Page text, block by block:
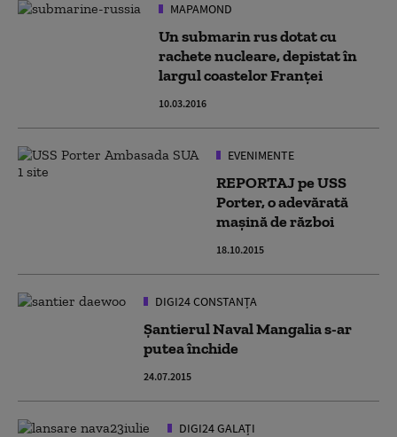
MAPAMOND
Un submarin rus dotat cu
rachete nucleare, depistat în
largul coastelor Franței
10.03.2016
EVENIMENTE
REPORTAJ pe USS
Porter, o adevărată
maşină de război
18.10.2015
DIGI24 CONSTANȚA
Șantierul Naval Mangalia s-ar
putea închide
24.07.2015
DIGI24 GALAȚI